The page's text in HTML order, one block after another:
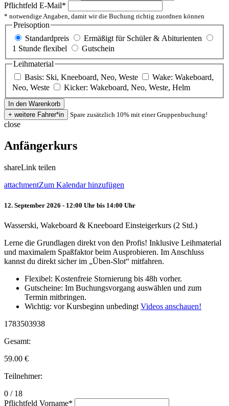
Pflichtfeld E-Mail*
* notwendige Angaben, damit wir die Buchung richtig zuordnen können
Preisoption
Standardpreis
Ermäßigt für Schüler & Abiturienten
1 Stunde flexibel
Gutschein
Leihmaterial
Basis: Ski, Kneeboard, Neo, Weste
Wake: Wakeboard,
Neo, Weste
Kicker: Wakeboard, Neo, Weste, Helm
Spare zusätzlich 10% mit einer Gruppenbuchung!
close
Anfängerkurs
shareLink teilen
attachmentZum Kalendar hinzufügen
12. September 2026 - 12:00 Uhr bis 14:00 Uhr
Wasserski, Wakeboard & Kneeboard Einsteigerkurs (2 Std.)
Lerne die Grundlagen direkt von den Profis! Inklusive Leihmaterial
und maximalem Spaßfaktor beim Ausprobieren. Im Anschluss
kannst du direkt sicher im „Üben-Slot“ mitfahren.
Flexibel: Kostenfreie Stornierung bis 48h vorher.
Gutscheine: Im Buchungsvorgang auswählen und zum
Termin mitbringen.
Wichtig: vor Kursbeginn unbedingt Videos anschauen!
1783503938
Gesamt:
59.00 €
Teilnehmer:
0 / 18
Pflichtfeld Vorname*